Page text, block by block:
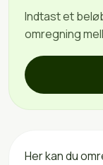
Indtast et
omregning
Her kan du